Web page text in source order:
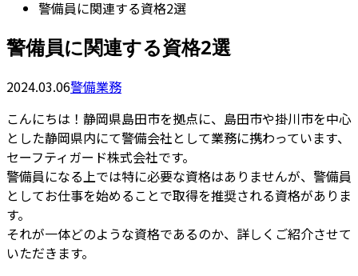
警備員に関連する資格2選
警備員に関連する資格2選
2024.03.06警備業務
こんにちは！静岡県島田市を拠点に、島田市や掛川市を中心
とした静岡県内にて警備会社として業務に携わっています、
セーフティガード株式会社です。
警備員になる上では特に必要な資格はありませんが、警備員
としてお仕事を始めることで取得を推奨される資格がありま
す。
それが一体どのような資格であるのか、詳しくご紹介させて
いただきます。